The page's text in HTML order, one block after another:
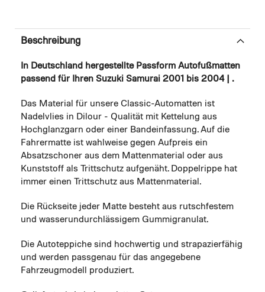
Beschreibung
In Deutschland hergestellte Passform Autofußmatten
passend für Ihren Suzuki Samurai 2001 bis 2004 | .
Das Material für unsere Classic-Automatten ist
Nadelvlies in Dilour - Qualität mit Kettelung aus
Hochglanzgarn oder einer Bandeinfassung. Auf die
Fahrermatte ist wahlweise gegen Aufpreis ein
Absatzschoner aus dem Mattenmaterial oder aus
Kunststoff als Trittschutz aufgenäht. Doppelrippe hat
immer einen Trittschutz aus Mattenmaterial.
Die Rückseite jeder Matte besteht aus rutschfestem
und wasserundurchlässigem Gummigranulat.
Die Autoteppiche sind hochwertig und strapazierfähig
und werden passgenau für das angegebene
Fahrzeugmodell produziert.